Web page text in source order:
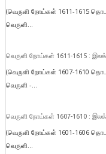
(வெருளி நோய்கள் 1611-1615
வெருளி...
வெருளி நோய்கள் 1611-1615 :
(வெருளி நோய்கள் 1607-1610
வெருளி -...
வெருளி நோய்கள் 1607-1610 :
(வெருளி நோய்கள் 1601-1606
வெருளி...